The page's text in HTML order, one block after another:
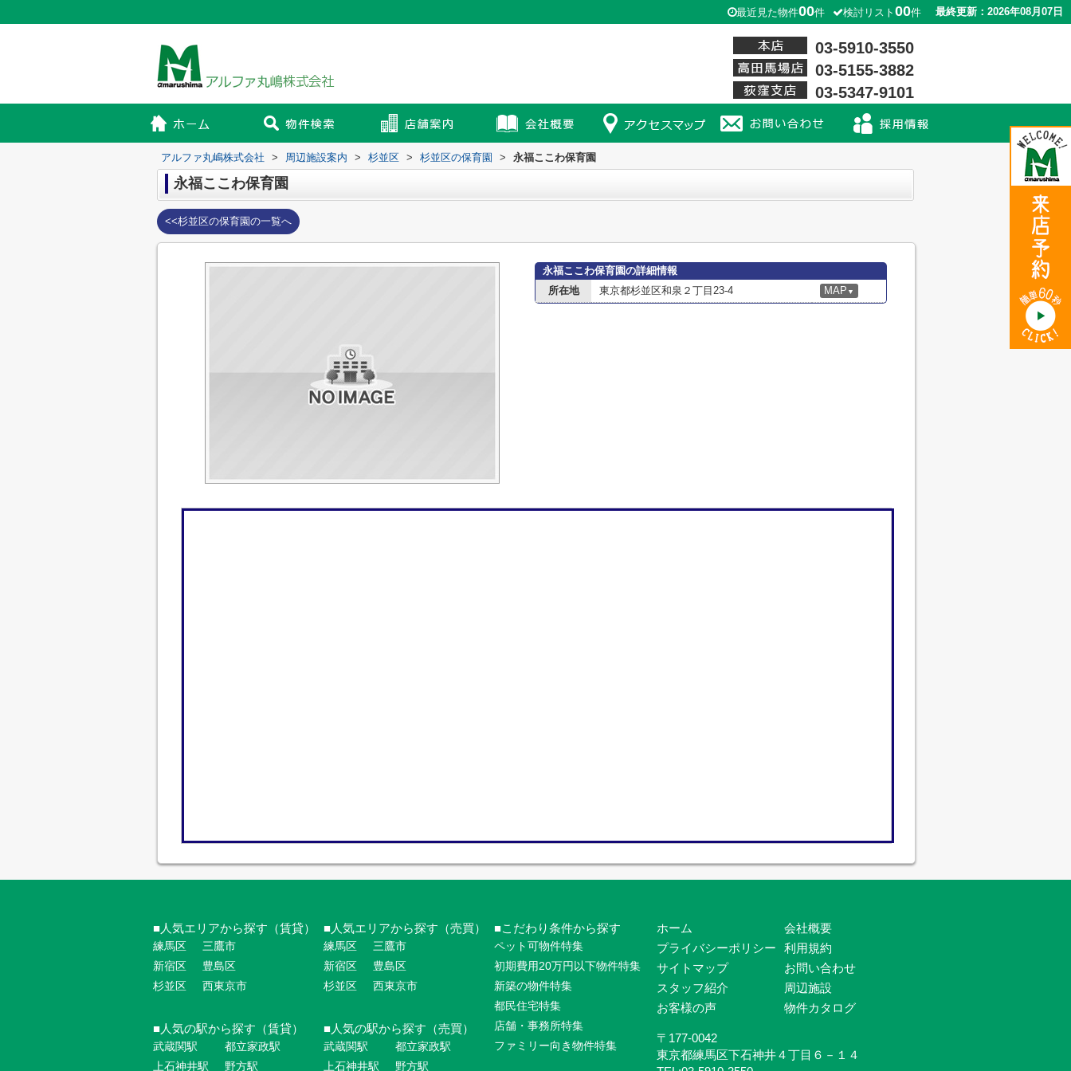
最近見た物件00件 検討リスト 00件 最終更新：2026年08月07日
03-5910-3550
03-5155-3882
03-5347-9101
アルファ丸嶋株式会社 > 周辺施設案内 > 杉並区 > 杉並区の保育園 > 永福ここわ保育園
永福ここわ保育園
<<杉並区の保育園の一覧へ
永福ここわ保育園の詳細情報
所在地
東京都杉並区和泉２丁目23-4 MAP ▼
人気エリアから探す（賃貸）
練馬区
新宿区
杉並区
三鷹市
豊島区
西東京市
人気の駅から探す（賃貸）
武蔵関駅
上石神井駅
都立家政駅
野方駅
人気エリアから探す（売買）
練馬区
新宿区
杉並区
三鷹市
豊島区
西東京市
人気の駅から探す（売買）
武蔵関駅
上石神井駅
都立家政駅
野方駅
こだわり条件から探す
ペット可物件特集
初期費用20万円以下物件特集
新築の物件特集
都民住宅特集
店舗・事務所特集
ファミリー向き物件特集
ホーム
会社概要
プライバシーポリシー
利用規約
サイトマップ
お問い合わせ
スタッフ紹介
周辺施設
お客様の声
物件カタログ
〒177-0042
東京都練馬区下石神井４丁目６－１４